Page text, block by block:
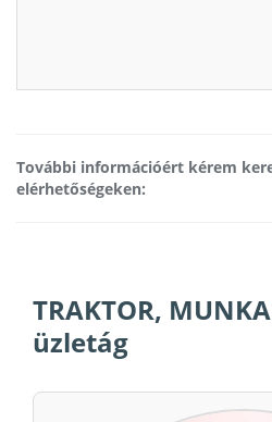
További információért kérem
elérhetőségeken:
TRAKTOR,
üzletág